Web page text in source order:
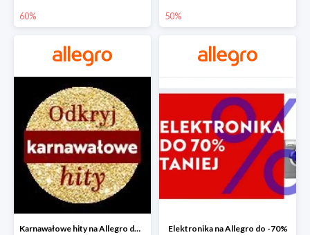
60% 50%
Karnawałowe hity na Allegro do -80% Elektronika na Allegro do -70%